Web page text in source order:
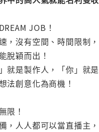
JOB！
，沒有空間、時間限制，
脫穎而出！
就是製作人，「你」就
法創意化為商機！
限！
，人人都可以當直播主，